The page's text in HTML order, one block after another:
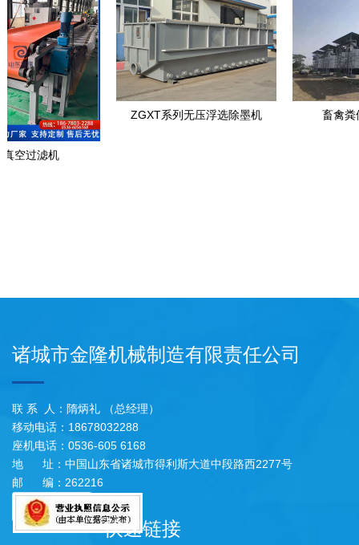
机
ZGXT系列无压浮选除墨机 畜禽粪便发酵
诸城市金隆机械制造有限责任公司
联 系 人：隋炳礼 （总经理）
移动电话：18678032288
座机电话：0536-605 6168
地 址：中国山东省诸城市得利斯大道中段路西2277号
邮 编：262216
快速链接